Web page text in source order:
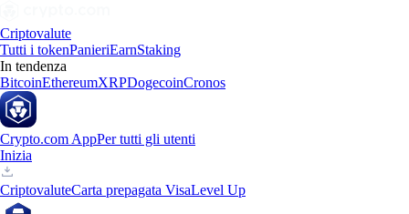
Criptovalute
Tutti i tokenPanieriEarnStaking
In tendenza
BitcoinEthereumXRPDogecoinCronos
Crypto.com AppPer tutti gli utenti
Inizia
CriptovaluteCarta prepagata VisaLevel Up